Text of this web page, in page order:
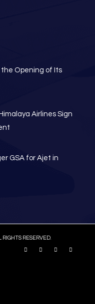
Opening of Its
Airlines Sign
GSA for Ajet in
RESERVED.